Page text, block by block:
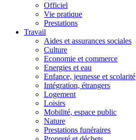
Officiel
Vie pratique
Prestations
Travail
Aides et assurances sociales
Culture
Economie et commerce
Energies et eau
Enfance, jeunesse et scolarité
Intégration, étrangers
Logement
Loisirs
Mobilité, espace public
Nature
Prestations funéraires